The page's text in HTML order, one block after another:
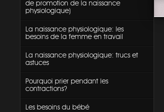
de promotion de la naissance
physiologique)
La naissance physiologique: les
besoins de la femme en travail
La naissance physiologique: trucs et
astuces
Pourquoi prier pendant les
contractions?
Les besoins du bébé